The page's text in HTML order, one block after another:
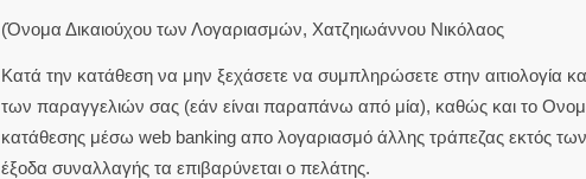
(Όνομα Δικαιούχου των Λογαριασμών, Χατζηιωάννου Νικόλαος
Κατά την κατάθεση να μην ξεχάσετε να συμπληρώσετε στην αιτιολογία
των παραγγελιών σας (εάν είναι παραπάνω από μία), καθώς και το
κατάθεσης μέσω web banking απο λογαριασμό άλλης τράπεζας εκτός
έξοδα συναλλαγής τα επιβαρύνεται ο πελάτης.